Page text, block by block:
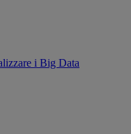
i Big Data